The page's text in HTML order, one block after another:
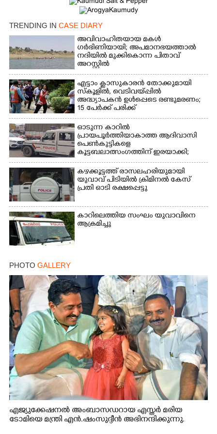
TRENDING IN CASE DIARY
അവിവാഹിതയായ മകൾ
ഗർഭിണിയായി; അപമാനഭയത്താൽ
നദിയിൽ മുക്കികൊന്ന പിതാവ്
അറസ്റ്റിൽ
എട്ടാം ക്ളാസുകാരൻ തോക്കുമായി
സ്കൂളിൽ, വെടിവയ്പ്പിൽ
അദ്ധ്യാപകൻ ഉൾപ്പെടെ രണ്ടുമരണം;
15 പേർക്ക് പരിക്ക്
ഓടുന്ന കാറിൽ
പ്രായപൂർത്തിയാകാത്ത ആദിവാസി
പെൺകുട്ടികളെ
കൂട്ടബലാത്സംഗത്തിന് ഇരയാക്കി;
മൂന്ന് പേർ പിടിയിൽ
കഴക്കൂട്ടത്ത് രാസലഹരിയുമായി
യുവാവ് പിടിയിൽ ക്രിമിനൽ കേസ്
പ്രതി ഓടി രക്ഷപ്പെട്ടു
കാറിലെത്തിയ സംഘം യുവാവിനെ
ആക്രമിച്ചു
PHOTO GALLERY
എജ്യുക്കേഷനൽ അംബാസഡറായ എസ്തർ മരിയ
ടോമിയെ മന്ത്രി എൻ.ഷംസുദ്ദീൻ അഭിനന്ദിക്കുന്നു.
Copy Link